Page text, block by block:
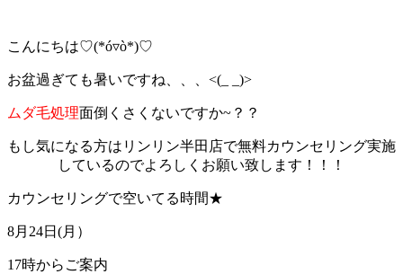
こんにちは♡(*ó▿ò*)♡
お盆過ぎても暑いですね、、、<(_ _)>
ムダ毛処理面倒くさくないですか~？？
もし気になる方はリンリン半田店で無料カウンセリング実施
しているのでよろしくお願い致します！！！
カウンセリングで空いてる時間★
8月24日(月）
17時からご案内